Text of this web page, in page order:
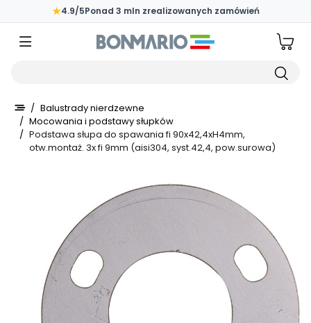
Przejdź do głównej zawartości strony
★4.9/5Ponad 3 mln zrealizowanych zamówień
/ Balustrady nierdzewne
/ Mocowania i podstawy słupków
/ Podstawa słupa do spawania fi 90x42,4xH4mm,
otw.montaż. 3x fi 9mm (aisi304, syst.42,4, pow.surowa)